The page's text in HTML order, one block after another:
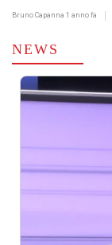
Bruno Capanna 1 anno fa
NEWS